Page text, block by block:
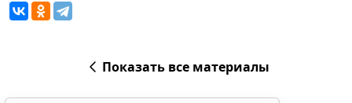
Показать все материалы